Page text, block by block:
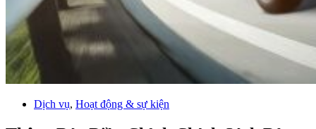
Dịch vụ, Hoạt động & sự kiện